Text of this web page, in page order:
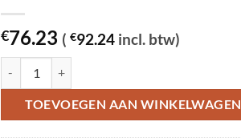
€76.23 ( €92.24 incl. btw)
TOEVOEGEN AAN WINKELWAGEN